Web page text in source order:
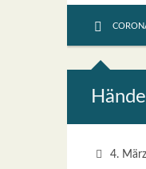
4.